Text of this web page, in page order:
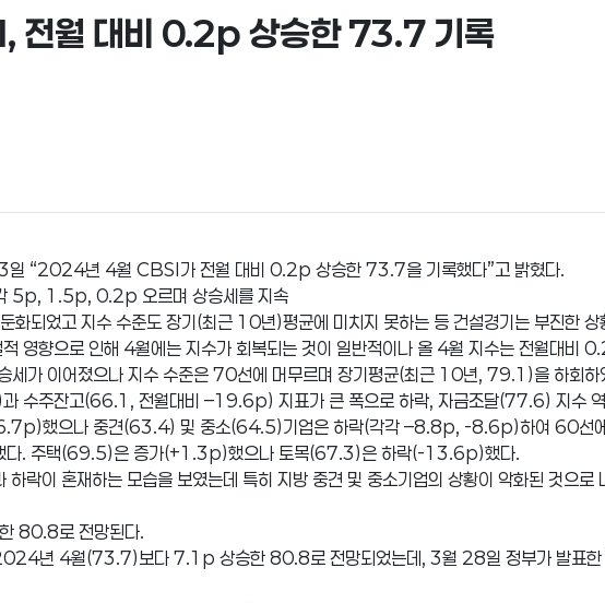
월 대비 0.2p 상승한 73.7 기록
3일 “2024년 4월 CBSI가 전월 대비 0.2p 상승한 73.7을 기록했다”고 밝혔다.
5p, 1.5p, 0.2p 오르며 상승세를 지속
화되었고 지수 수준도 장기(최근 10년)평균에 미치지 못하는 등 건설경기는 부진한 상
영향으로 인해 4월에는 지수가 회복되는 것이 일반적이나 올 4월 지수는 전월대비
세가 이어졌으나 지수 수준은 70선에 머무르며 장기평균(최근 10년, 79.1)을 하회하
수주잔고(66.1, 전월대비 –19.6p) 지표가 큰 폭으로 하락, 자금조달(77.6) 지수
했으나 중견(63.4) 및 중소(64.5)기업은 하락(각각 –8.8p, -8.6p)하여 60선
. 주택(69.5)은 증가(+1.3p)했으나 토목(67.3)은 하락(-13.6p)했다.
락이 혼재하는 모습을 보였는데 특히 지방 중견 및 중소기업의 상황이 악화된 것으로
80.8로 전망된다.
년 4월(73.7)보다 7.1p 상승한 80.8로 전망되었는데, 3월 28일 정부가 발표한 ‘